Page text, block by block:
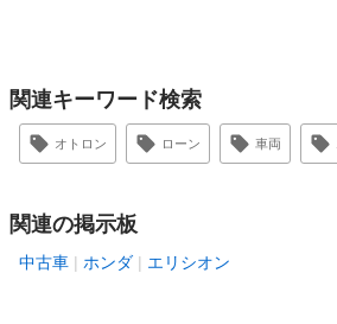
関連キーワード検索
オトロン ローン 車両
関連の掲示板
中古車 ホンダ エリシオン